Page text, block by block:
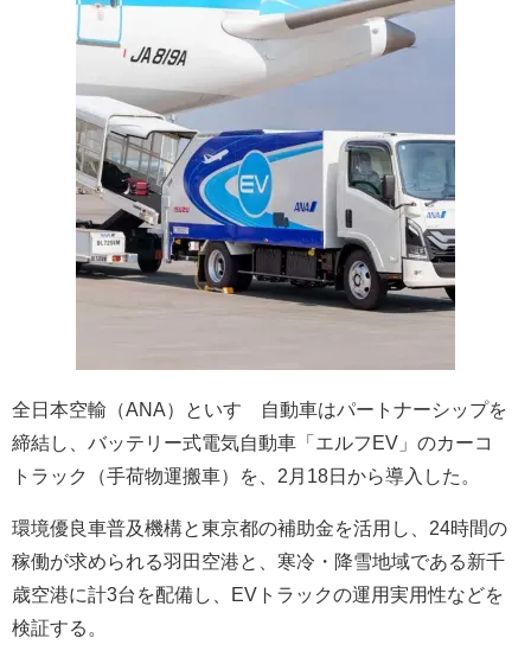
全日本空輸（ANA）といすゞ自動車はパートナーシップを
締結し、バッテリー式電気自動車「エルフEV」のカーコ゚
トラック（手荷物運搬車）を、2月18日から導入した。
環境優良車普及機構と東京都の補助金を活用し、24時間の
稼働が求められる羽田空港と、寒冷・降雪地域である新千
歳空港に計3台を配備し、EVトラックの運用実用性などを
検証する。